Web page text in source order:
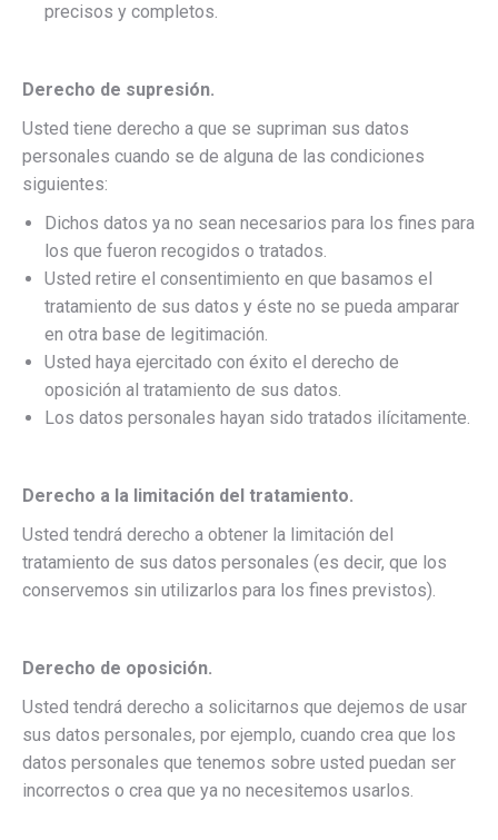
precisos y completos.
Derecho de supresión.
Usted tiene derecho a que se supriman sus datos
personales cuando se de alguna de las condiciones
siguientes:
Dichos datos ya no sean necesarios para los fines para
los que fueron recogidos o tratados.
Usted retire el consentimiento en que basamos el
tratamiento de sus datos y éste no se pueda amparar
en otra base de legitimación.
Usted haya ejercitado con éxito el derecho de
oposición al tratamiento de sus datos.
Los datos personales hayan sido tratados ilícitamente.
Derecho a la limitación del tratamiento.
Usted tendrá derecho a obtener la limitación del
tratamiento de sus datos personales (es decir, que los
conservemos sin utilizarlos para los fines previstos).
Derecho de oposición.
Usted tendrá derecho a solicitarnos que dejemos de usar
sus datos personales, por ejemplo, cuando crea que los
datos personales que tenemos sobre usted puedan ser
incorrectos o crea que ya no necesitemos usarlos.